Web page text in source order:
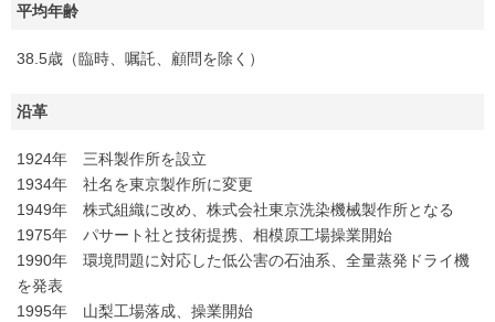
平均年齢
38.5歳（臨時、嘱託、顧問を除く）
沿革
1924年 三科製作所を設立
1934年 社名を東京製作所に変更
1949年 株式組織に改め、株式会社東京洗染機械製作所となる
1975年 パサート社と技術提携、相模原工場操業開始
1990年 環境問題に対応した低公害の石油系、全量蒸発ドライ機
を発表
1995年 山梨工場落成、操業開始